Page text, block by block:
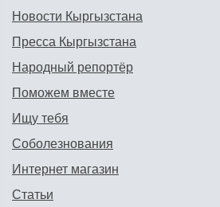
Новости Кыргызстана
Пресса Кыргызстана
Народный репортёр
Поможем вместе
Ищу тебя
Соболезнования
Интернет магазин
Статьи